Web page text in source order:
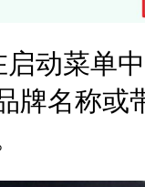
启动菜单
牌名称或